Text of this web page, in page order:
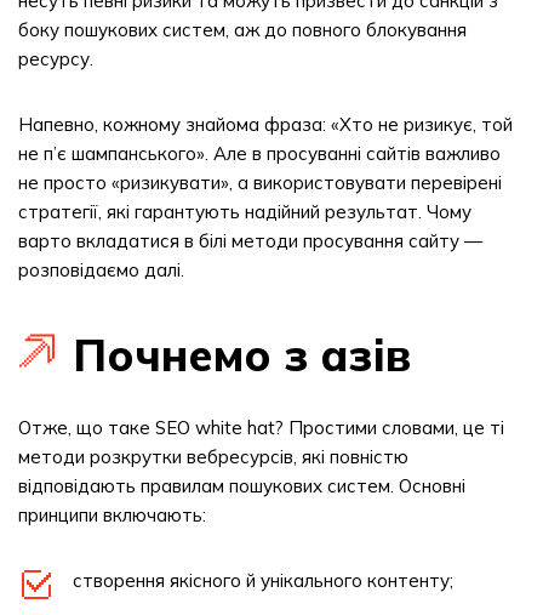
боку пошукових систем, аж до повного блокування
ресурсу.
Напевно, кожному знайома фраза: «Хто не ризикує, той
не п’є шампанського». Але в просуванні сайтів важливо
не просто «ризикувати», а використовувати перевірені
стратегії, які гарантують надійний результат. Чому
варто вкладатися в білі методи просування сайту —
розповідаємо далі.
Почнемо з азів
Отже, що таке SEO white hat? Простими словами, це ті
методи розкрутки вебресурсів, які повністю
відповідають правилам пошукових систем. Основні
принципи включають:
створення якісного й унікального контенту;